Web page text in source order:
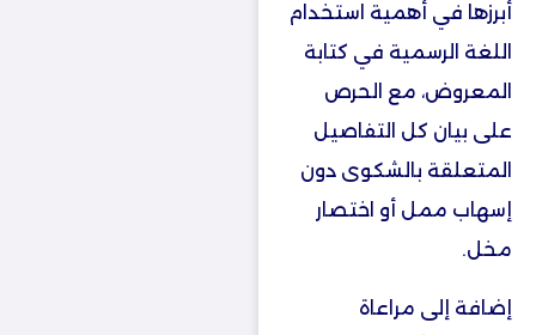
أبرزها في أهمية استخدام
اللغة الرسمية في كتابة
المعروض، مع الحرص
على بيان كل التفاصيل
المتعلقة بالشكوى دون
إسهاب ممل أو اختصار
مخل.
إضافة إلى مراعاة